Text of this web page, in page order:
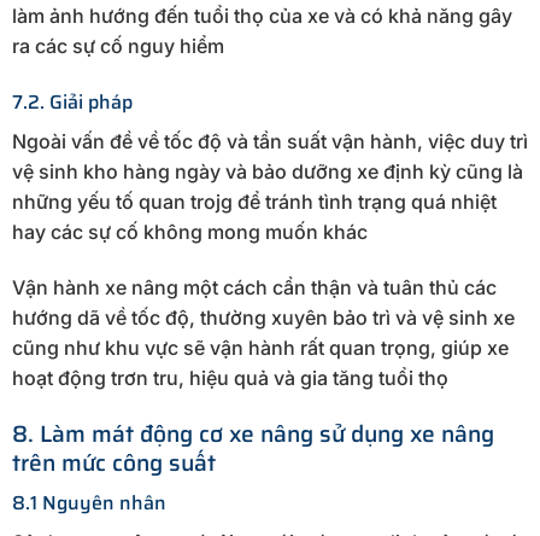
làm ảnh hướng đến tuổi thọ của xe và có khả năng gây
ra các sự cố nguy hiểm
7.2. Giải pháp
Ngoài vấn đề về tốc độ và tần suất vận hành, việc duy trì
vệ sinh kho hàng ngày và bảo dưỡng xe định kỳ cũng là
những yếu tố quan trojg để tránh tình trạng quá nhiệt
hay các sự cố không mong muốn khác
Vận hành xe nâng một cách cẩn thận và tuân thủ các
hướng dã về tốc độ, thường xuyên bảo trì và vệ sinh xe
cũng như khu vực sẽ vận hành rất quan trọng, giúp xe
hoạt động trơn tru, hiệu quả và gia tăng tuổi thọ
8. Làm mát động cơ xe nâng sử dụng xe nâng
trên mức công suất
8.1 Nguyên nhân